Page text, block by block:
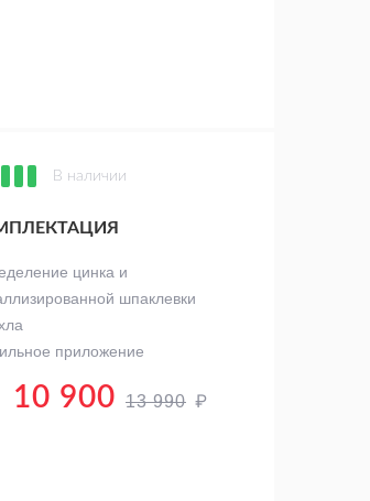
В наличии
цинка и
шпаклевки
приложение
10 900 13 990 ₽